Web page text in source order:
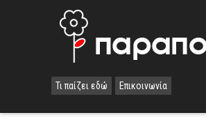
Τι παίζει εδώ Επικοινωνία